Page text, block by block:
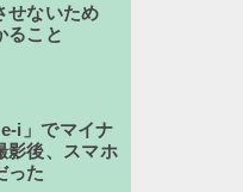
せないため
ること
i」でマイナ
影後、スマホ
った